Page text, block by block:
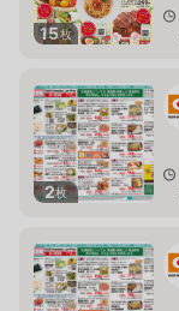
15枚
2枚